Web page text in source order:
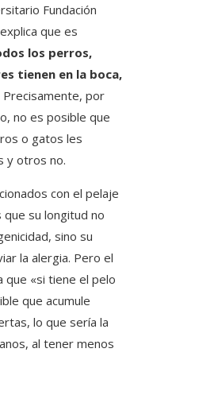
Fundación
que es
los perros,
tienen en la boca,
Precisamente, por
no es posible que
o gatos les
y otros no.
con el pelaje
su longitud no
sino su
la alergia. Pero el
que «si tiene el pelo
que acumule
lo que sería la
al tener menos